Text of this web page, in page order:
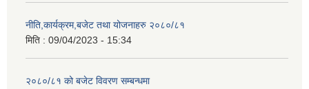
नीति,कार्यक्रम,बजेट तथा योजनाहरु २०८०/८१
मिति : 09/04/2023 - 15:34
२०८०/८१ को बजेट विवरण सम्बन्धमा